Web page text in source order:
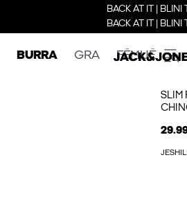
BACK AT IT | BLINI
BACK AT IT | BLINI
BURRA GRA FËMIJË
SLIM